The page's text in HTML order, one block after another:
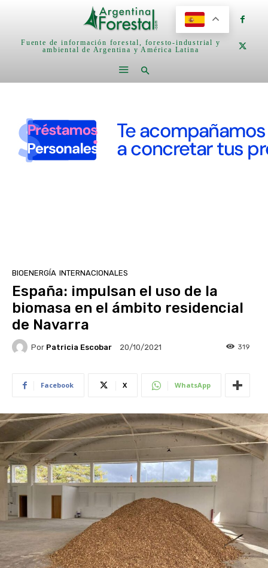
Fuente de información forestal, foresto-industrial y
ambiental de Argentina y América Latina
BIOENERGÍA INTERNACIONALES
España: impulsan el uso de la
biomasa en el ámbito residencial
de Navarra
Por Patricia Escobar 20/10/2021 319
Facebook X WhatsApp